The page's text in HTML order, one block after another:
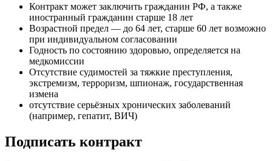
Контракт может заключить гражданин РФ, а также
иностранный гражданин старше 18 лет
Возрастной предел — до 64 лет, старше 60 лет возможно
при индивидуальном согласовании
Годность по состоянию здоровью, определяется на
медкомиссии
Отсутствие судимостей за тяжкие преступления,
экстремизм, терроризм, шпионаж, государственная
измена
отсутствие серьёзных хронических заболеваний
(например, гепатит, ВИЧ)
Подписать контракт